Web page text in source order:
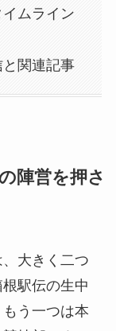
ムライン
と関連記事
陣営を押さ
、大きく二つ
駅伝の生中
う一つは本